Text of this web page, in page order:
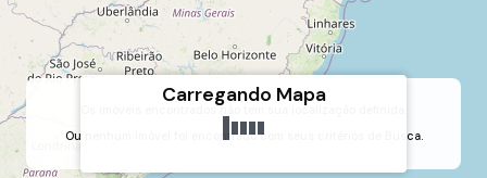
Caxambu, Jundiaí, São Paulo, Brasil
Carregando Mapa
Os imóveis encontrados não tem sua localização definida.
Ou nenhum Imóvel foi encontrado com seus critérios de Busca.